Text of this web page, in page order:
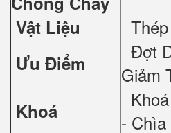
Vật Liệu
Ưu Điểm
Đợt
Giảm
Khoá
- Chìa